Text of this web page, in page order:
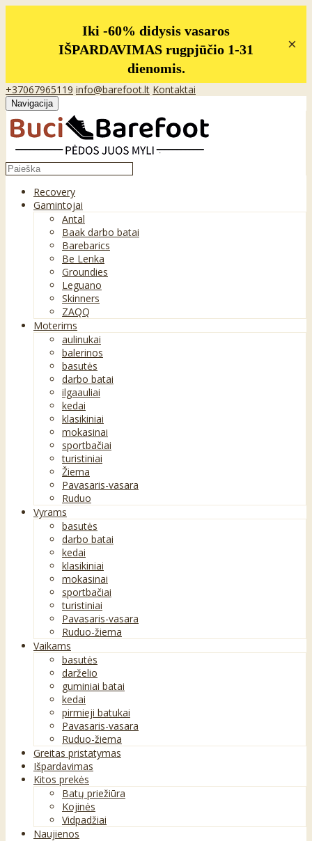
Iki -60% didysis vasaros
IŠPARDAVIMAS rugpjūčio 1-31
dienomis.
×
+37067965119 info@barefoot.lt Kontaktai
Navigacija
Recovery
Gamintojai
Antal
Baak darbo batai
Barebarics
Be Lenka
Groundies
Leguano
Skinners
ZAQQ
Moterims
aulinukai
balerinos
basutės
darbo batai
ilgaauliai
kedai
klasikiniai
mokasinai
sportbačiai
turistiniai
Žiema
Pavasaris-vasara
Ruduo
Vyrams
basutės
darbo batai
kedai
klasikiniai
mokasinai
sportbačiai
turistiniai
Pavasaris-vasara
Ruduo-žiema
Vaikams
basutės
darželio
guminiai batai
kedai
pirmieji batukai
Pavasaris-vasara
Ruduo-žiema
Greitas pristatymas
Išpardavimas
Kitos prekės
Batų priežiūra
Kojinės
Vidpadžiai
Naujienos